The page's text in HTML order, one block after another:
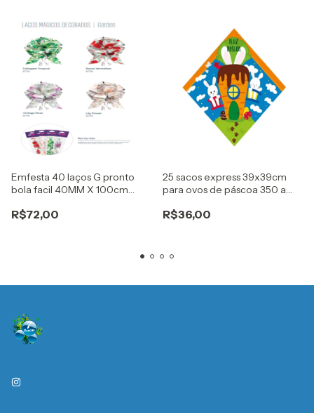
Emfesta 40 laços G pronto
bola facil 40MM X 100cm
R$72,00
25 sacos express 39x39cm
para ovos de páscoa 350 a
cromus
R$36,00